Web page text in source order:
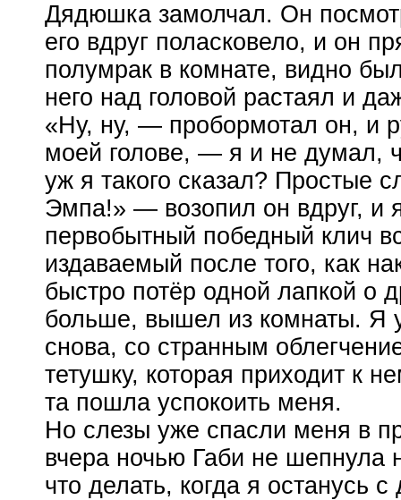
Дядюшка замолчал. Он
его вдруг поласковело, и он
полумрак в комнате, видно
него над головой растаял и
«Ну, ну, — пробормотал он, и
моей голове, — я и не думал,
уж я такого сказал? Простые
Эмпа!» — возопил он вдруг, и
первобытный победный клич
издаваемый после того, как
быстро потёр одной лапкой о
больше, вышел из комнаты. Я
снова, со странным
тетушку, которая приходит к
та пошла успокоить меня.
Но слезы уже спасли меня в
вчера ночью Габи не шепнула
что делать, когда я останусь